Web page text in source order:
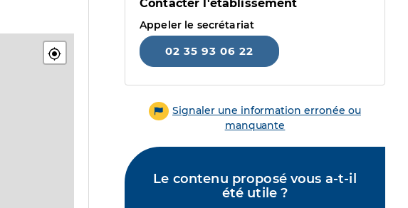
Contacter l'établissement
Appeler le secrétariat
02 35 93 06 22
Signaler une information erronée ou
manquante
Le contenu proposé vous a-t-il
été utile ?